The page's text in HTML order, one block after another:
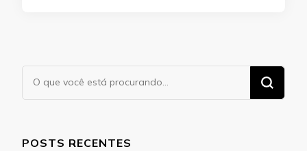
Procurando
algo?
POSTS RECENTES